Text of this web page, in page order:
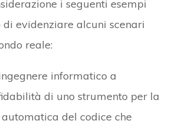
i seguenti esempi
di evidenziare alcuni scenari
reale:
informatico a
di uno strumento per la
del codice che